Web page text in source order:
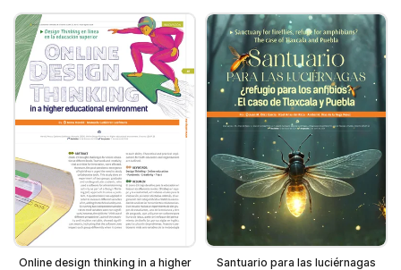
Online design thinking in a higher
Santuario para las luciérnagas